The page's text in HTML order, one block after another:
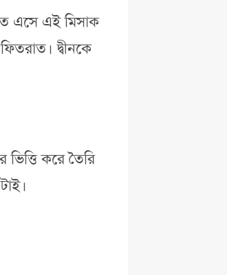
এসে এই মিসাক
দ্বীনকে
করে তৈরি